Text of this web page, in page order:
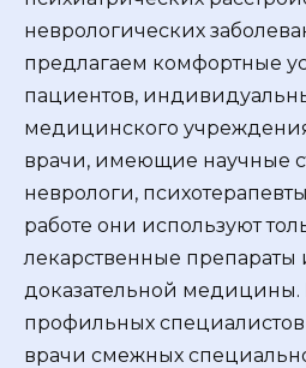
неврологических
предлагаем комфортные
пациентов,
медицинского
врачи, имеющие научные
неврологи,
работе они используют
лекарственные препараты
доказательной
профильных
врачи смежных